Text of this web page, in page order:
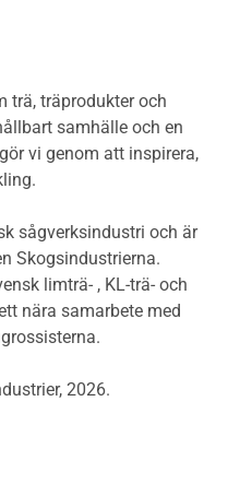
trä, träprodukter och
samhälle och en
vi genom att inspirera,
sågverksindustri och är
Skogsindustrierna.
limträ- , KL-trä- och
nära samarbete med
2026.